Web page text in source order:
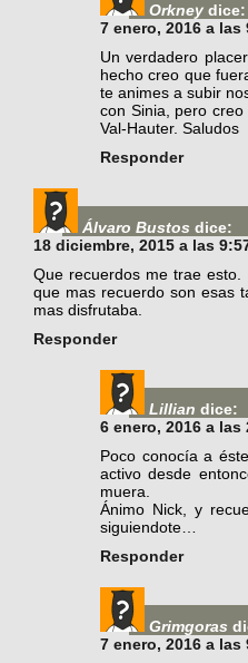
Orkney dice:
7 enero, 2016 a las
Un verdadero
hecho creo que
te animes a subir
con Sinia, pero
Val-Hauter. Saludos
Responder
Álvaro Bustos dice:
18 diciembre, 2015 a las
Que recuerdos me trae
que mas recuerdo son esas
mas disfrutaba.
Responder
Lillian dice:
6 enero, 2016 a las
Poco conocía a
activo desde
muera.
Ánimo Nick, y
siguiendote…
Responder
Grimgoras
7 enero, 2016 a las